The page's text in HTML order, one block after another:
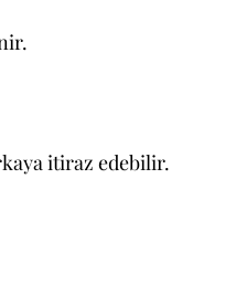
itiraz edebilir.